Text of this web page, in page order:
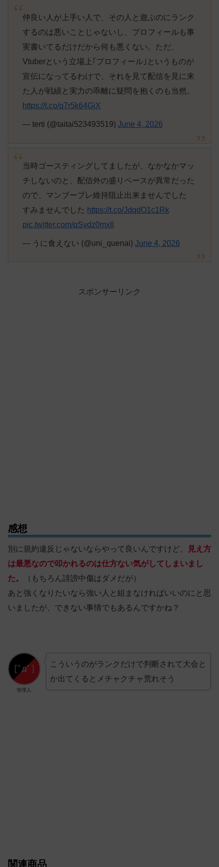
仲良い人が上手い人で、その人と遊ぶのにランク
するのは悪いことじゃないし、プロフィールも事
実書いてるだけだから何も悪くない。ただ、
Vtuberという立場上｢プロフィール｣というものが
宣伝になってるわけで、それを見て配信を見に来
た人が戦績と実力の乖離に疑問を抱くのも当然。
https://t.co/q7r5k64GjX
— terti (@taitai523493519) June 4, 2026
当時ゴースティングしてましたが、なかなかマッ
チしないのと、配信外の盛りペースが異常だった
ので、マンブープレ維持阻止出来ませんでした
すみませんでした https://t.co/JdqdO1c1Rk
pic.twitter.com/qSvdz0mxII
— うに食えない (@uni_quenai) June 4, 2026
スポンサーリンク
感想
別に規約違反じゃないならやって良いんですけど、
見え方
は最悪なので叩かれるのは仕方ない気がしてしまいまし
た。
（もちろん誹謗中傷はダメだが）
あと強くなりたいなら強い人と組まなければいいのにと思
いましたが、できない事情でもあるんですかね？
管理人
こういうのがランクだけで判断されて大会と
か出てくるとメチャクチャ荒れそう
関連商品